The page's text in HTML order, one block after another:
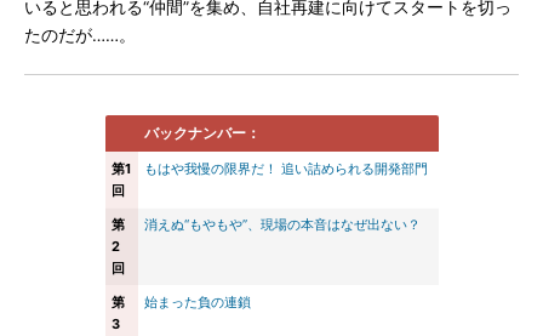
いると思われる“仲間”を集め、自社再建に向けてスタートを切っ
たのだが……。
バックナンバー：
第1
回
もはや我慢の限界だ！ 追い詰められる開発部門
第
2
回
消えぬ“もやもや”、現場の本音はなぜ出ない？
第
3
始まった負の連鎖